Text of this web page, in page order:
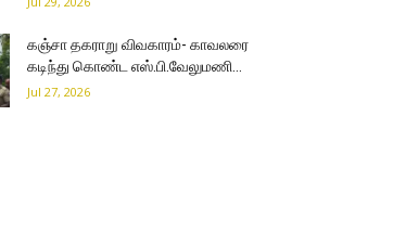
கஞ்சா தகராறு விவகாரம்- காவலரை
கடிந்து கொண்ட எஸ்.பி.வேலுமணி…
Jul 27, 2026